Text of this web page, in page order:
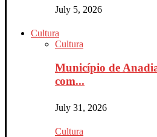
July 5, 2026
Cultura
Cultura
Município de
com...
July 31, 2026
Cultura